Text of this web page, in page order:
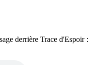
derrière Trace d'Espoir :